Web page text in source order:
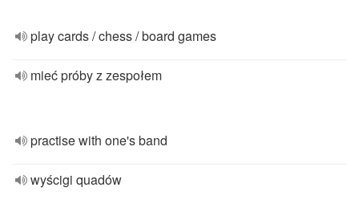
play cards / chess / board games
mieć próby z zespołem
practise with one's band
wyścigi quadów